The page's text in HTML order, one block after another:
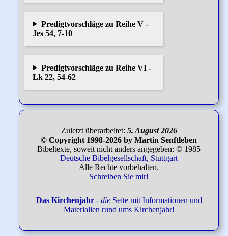
Predigtvorschläge zu Reihe V -
Jes 54, 7-10
Predigtvorschläge zu Reihe VI -
Lk 22, 54-62
Zuletzt überarbeitet: 5. August 2026
© Copyright 1998-2026 by Martin Senftleben
Bibeltexte, soweit nicht anders angegeben: © 1985
Deutsche Bibelgesellschaft, Stuttgart
Alle Rechte vorbehalten.
Schreiben Sie mir!
Das Kirchenjahr- dieSeite mit Informationen und
Materialien rund ums Kirchenjahr!